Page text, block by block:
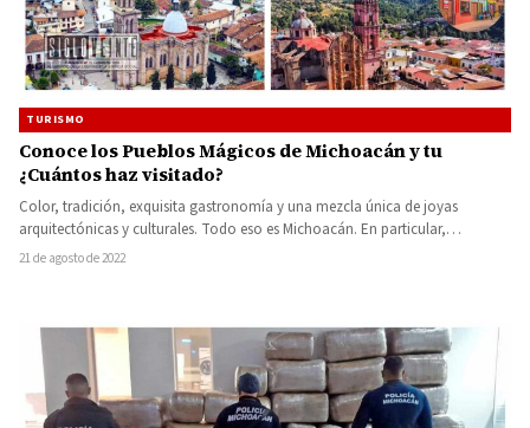
TURISMO
Conoce los Pueblos Mágicos de Michoacán y tu
¿Cuántos haz visitado?
Color, tradición, exquisita gastronomía y una mezcla única de joyas
arquitectónicas y culturales. Todo eso es Michoacán. En particular,
Pátzcuaro,…
21 de agosto de 2022